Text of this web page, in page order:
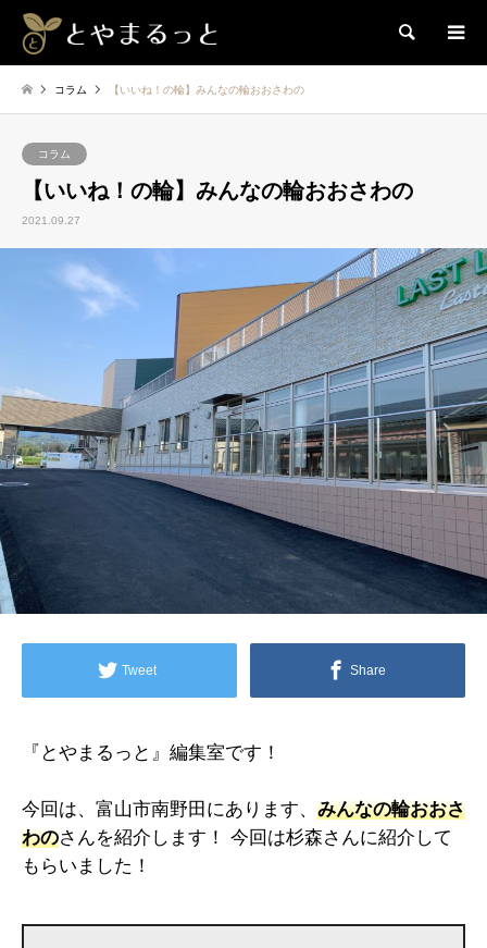
検索
コラム 【いいね！の輪】みんなの輪おおさわの
コラム
【いいね！の輪】みんなの輪おおさわの
2021.09.27
Tweet Share
『とやまるっと』編集室です！
今回は、富山市南野田にあります、 みんなの輪おおさ
わのさんを紹介します！ 今回は杉森さんに紹介して
もらいました！